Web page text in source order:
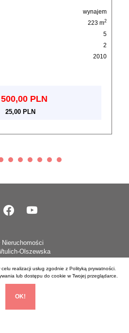
wynajem
223 m2
5
2
2010
PLN
25,00 PLN
Nieruchomości
Olszewska
realizacji usług zgodnie z Polityką prywatności.
lub dostępu do cookie w Twojej przeglądarce.
OK!